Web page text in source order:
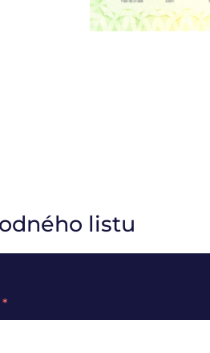
listu